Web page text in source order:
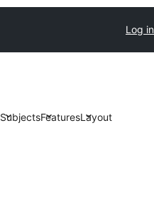
Log in
Layout
Features
Subjects